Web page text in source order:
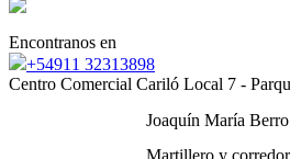
Encontranos en
+54911 32313898
Centro Comercial Cariló Local 7 -
Joaquín María
Martillero y